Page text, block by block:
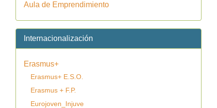
Aula de Emprendimiento
Internacionalización
Erasmus+
Erasmus+ E.S.O.
Erasmus + F.P.
Eurojoven_Injuve